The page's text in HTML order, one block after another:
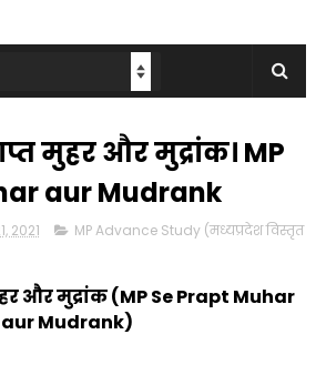
मुहर और मुद्रांक। MP
aur Mudrank
2021
MP Advance Study (मध्यप्रदेश विस्तृत
और मुद्रांक (MP Se Prapt Muhar
aur Mudrank)